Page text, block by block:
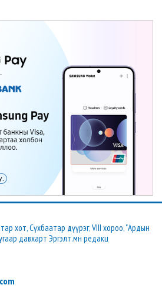
хот, Сүхбаатар дүүрэг, VIII хороо, "Ардын
давхарт Эргэлт.мн редакц